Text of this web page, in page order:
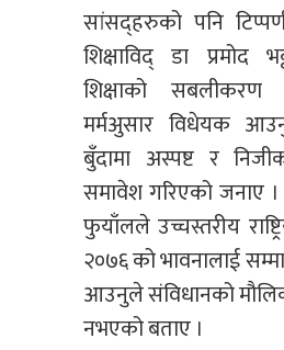
सांसद्हरुको पनि
शिक्षाविद् डा प्रमोद
शिक्षाको
मर्मअुसार विधेयक
बुँदामा अस्पष्ट र
समावेश गरिएको जनाए ।
फुयाँलले उच्चस्तरीय
२०७६ को भावनालाई
आउनुले संविधानको
नभएको बताए ।